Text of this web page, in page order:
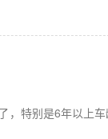
，特别是6年以上